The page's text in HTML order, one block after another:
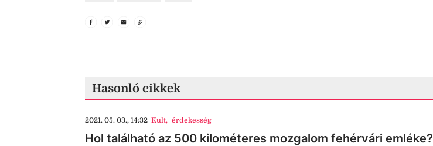
Hasonló cikkek
2021. 05. 03., 14:32 Kult, érdekesség
Hol található az 500 kilométeres mozgalom fehérvári emléke?